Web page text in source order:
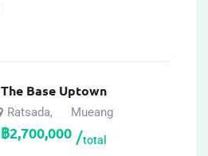
The Base Uptown
Ratsada, Mueang
฿2,700,000 total